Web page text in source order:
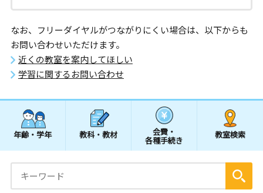
なお、フリーダイヤルがつながりにくい場合は、以下からも
お問い合わせいただけます。
近くの教室を案内してほしい
学習に関するお問い合わせ
年齢・学年 教科・教材 会費・
各種手続き
教室検索